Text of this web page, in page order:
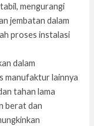
mengurangi
jembatan dalam
proses instalasi
dalam
manufaktur lainnya
tahan lama
berat dan